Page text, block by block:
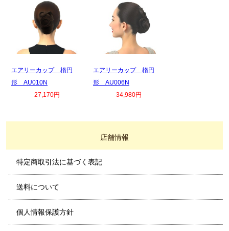
エアリーカップ 楕円
形 AU010N
27,170円
エアリーカップ 楕円
形 AU006N
34,980円
店舗情報
特定商取引法に基づく表記
送料について
個人情報保護方針